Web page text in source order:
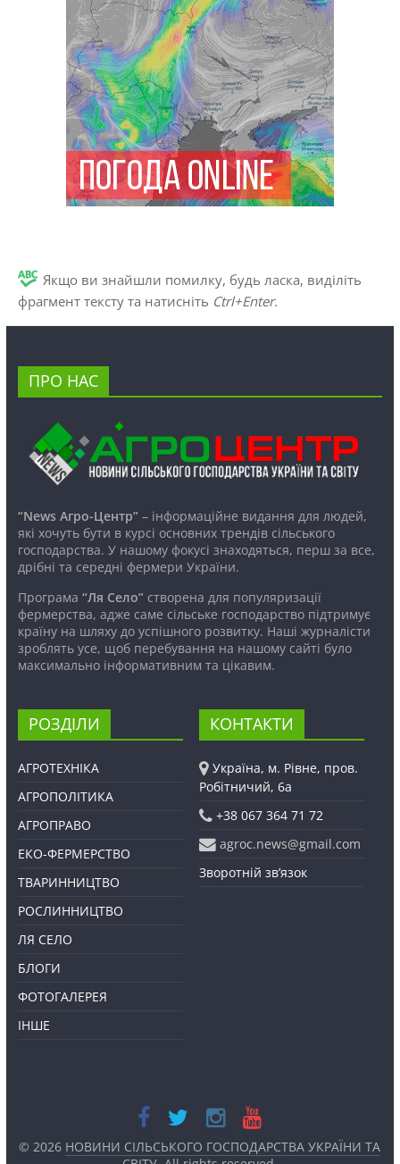
Якщо ви знайшли помилку, будь ласка, виділіть
фрагмент тексту та натисніть Ctrl+Enter.
ПРО НАС
“News Агро-Центр”– інформаційне видання для людей,
які хочуть бути в курсі основних трендів сільського
господарства. У нашому фокусі знаходяться, перш за все,
дрібні та середні фермери України.
Програма “Ля Село”створена для популяризації
фермерства, адже саме сільське господарство підтримує
країну на шляху до успішного розвитку. Наші журналісти
зроблять усе, щоб перебування на нашому сайті було
максимально інформативним та цікавим.
РОЗДІЛИ
АГРОТЕХНІКА
АГРОПОЛІТИКА
АГРОПРАВО
ЕКО-ФЕРМЕРСТВО
ТВАРИННИЦТВО
РОСЛИННИЦТВО
ЛЯ СЕЛО
БЛОГИ
ФОТОГАЛЕРЕЯ
ІНШЕ
КОНТАКТИ
Україна, м. Рівне, пров.
Робітничий, 6а
+38 067 364 71 72
agroc.news@gmail.com
Зворотній зв’язок
© 2026 НОВИНИ СІЛЬСЬКОГО ГОСПОДАРСТВА УКРАЇНИ ТА